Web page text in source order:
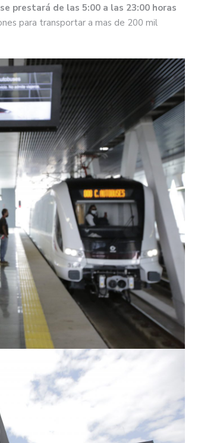
prestará de las 5:00 a las 23:00 horas
para transportar a mas de 200 mil